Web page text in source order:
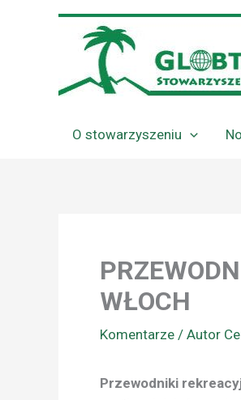
O stowarzyszeniu
WŁOCH
Komentarze / Autor
Przewodniki